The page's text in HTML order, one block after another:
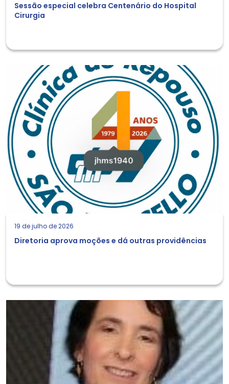
Sessão especial celebra Centenário do Hospital
Cirurgia
19 de julho de 2026
Diretoria aprova moções e dá outras providências